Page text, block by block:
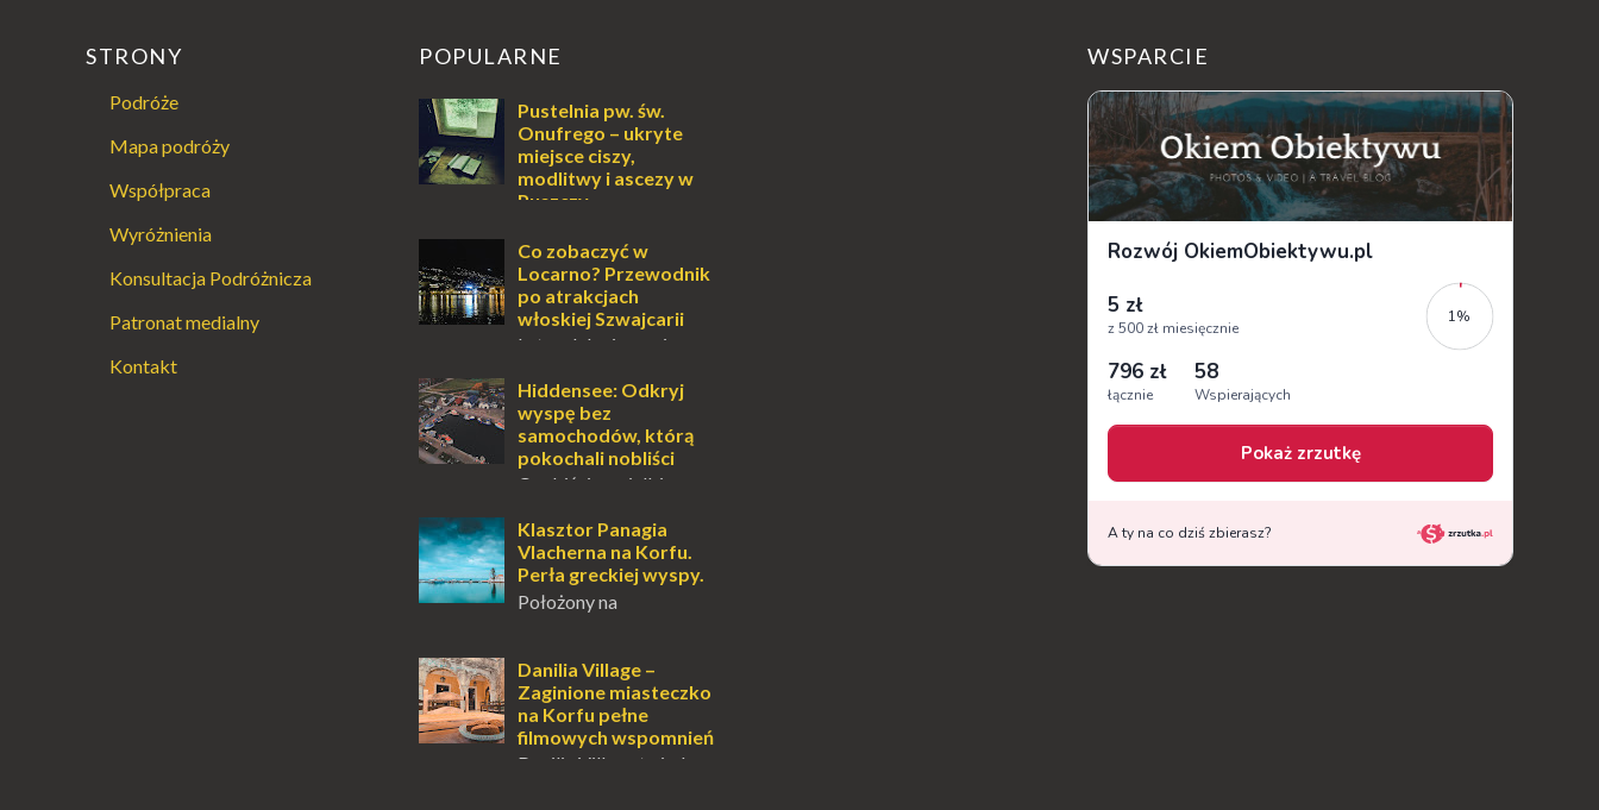
STRONY
Podróże
Mapa podróży
Współpraca
Wyróżnienia
Konsultacja Podróżnicza
Patronat medialny
Kontakt
POPULARNE
Pustelnia pw. św.
Onufrego – ukryte
miejsce ciszy,
modlitwy i ascezy w
Puszczy
Dla jednych to może wydawać się
ucieczką od świata, treningiem
przetrwania lub romantycznym
życiem. Dla innych to nieustanne
przebywanie z B...
Co zobaczyć w
Locarno? Przewodnik
po atrakcjach
włoskiej Szwajcarii
Latem lub zimą, wiosną
miejsce, które zdecydowanie warto
odwiedzić. Moja zimowa podróż do
Locarno gwara...
Hiddensee: Odkryj
wyspę bez
samochodów, którą
pokochali nobliści
Osobiście uwielbiam
zawsze mnie fascynuje. Mały
kawałek ziemi pośrodku Bałtyku?
To zawsze brzmi jak doskonał...
Klasztor Panagia
Vlacherna na Korfu.
Perła greckiej wyspy.
Położony na
Klasztor Panagia Vlacherna jest
jednym z najbardziej
rozpoznawalnych symbo...
Danilia Village –
Zaginione miasteczko
na Korfu pełne
filmowych wspomnień
Danilia Village to jedno
WSPARCIE